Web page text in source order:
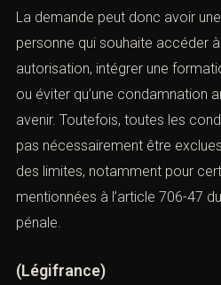
Légifrance
La demande peut donc avoir
une personne qui souhaite
demander une autorisation,
obtenir un agrément ou éviter
ancienne ne bloque son avenir.
condamnations ne peuvent pas
exclues. Le même article prévoit
du Code de procédure pénale.